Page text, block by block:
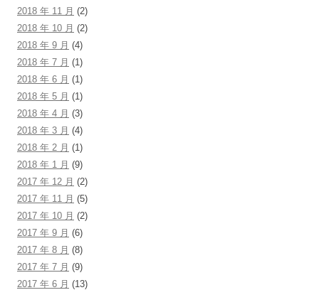
2018 年 11 月 (2)
2018 年 10 月 (2)
2018 年 9 月 (4)
2018 年 7 月 (1)
2018 年 6 月 (1)
2018 年 5 月 (1)
2018 年 4 月 (3)
2018 年 3 月 (4)
2018 年 2 月 (1)
2018 年 1 月 (9)
2017 年 12 月 (2)
2017 年 11 月 (5)
2017 年 10 月 (2)
2017 年 9 月 (6)
2017 年 8 月 (8)
2017 年 7 月 (9)
2017 年 6 月 (13)